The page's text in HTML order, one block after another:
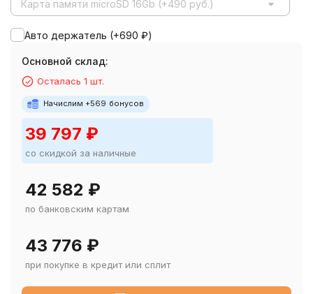
Карта памяти microSD 16Gb (+490 руб.)
Авто держатель (+690 ₽)
Основной склад:
Осталась 1 шт.
Начислим +569 бонусов
39 797 ₽
со скидкой за наличные
42 582 ₽
по банковским картам
43 776 ₽
при покупке в кредит или сплит